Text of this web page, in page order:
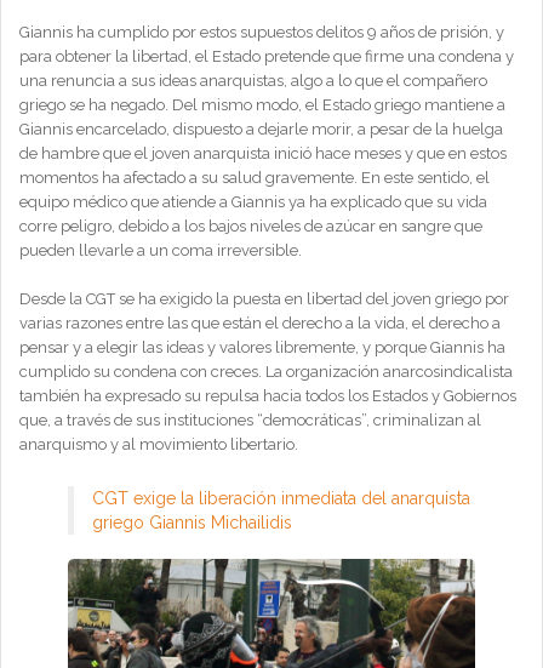
Giannis ha cumplido por estos supuestos delitos 9 años de prisión, y
para obtener la libertad, el Estado pretende que firme una condena y
una renuncia a sus ideas anarquistas, algo a lo que el compañero
griego se ha negado. Del mismo modo, el Estado griego mantiene a
Giannis encarcelado, dispuesto a dejarle morir, a pesar de la huelga
de hambre que el joven anarquista inició hace meses y que en estos
momentos ha afectado a su salud gravemente. En este sentido, el
equipo médico que atiende a Giannis ya ha explicado que su vida
corre peligro, debido a los bajos niveles de azúcar en sangre que
pueden llevarle a un coma irreversible.
Desde la CGT se ha exigido la puesta en libertad del joven griego por
varias razones entre las que están el derecho a la vida, el derecho a
pensar y a elegir las ideas y valores libremente, y porque Giannis ha
cumplido su condena con creces. La organización anarcosindicalista
también ha expresado su repulsa hacia todos los Estados y Gobiernos
que, a través de sus instituciones “democráticas”, criminalizan al
anarquismo y al movimiento libertario.
CGT exige la liberación inmediata del anarquista
griego Giannis Michailidis